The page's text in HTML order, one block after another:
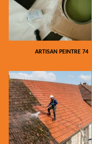
ARTISAN PEINTRE 74